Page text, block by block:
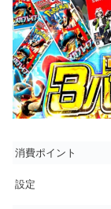
消費ポイント
設定